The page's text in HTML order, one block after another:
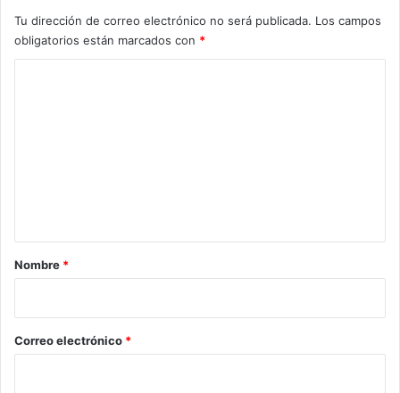
Tu dirección de correo electrónico no será publicada. Los campos
obligatorios están marcados con *
r
*
Nombre *
Correo electrónico *